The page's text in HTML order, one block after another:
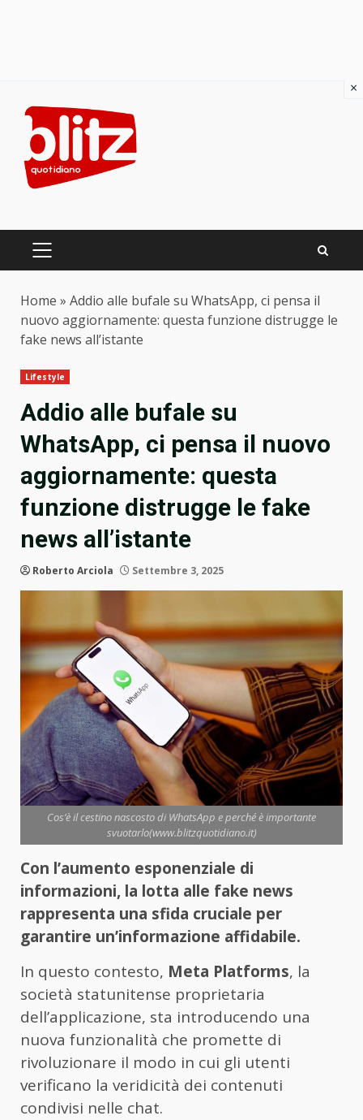
content
PRIMARY
Home » Addio alle bufale su WhatsApp, ci pensa il
nuovo aggiornamente: questa funzione distrugge le
fake news all’istante
Lifestyle
Addio alle bufale su
WhatsApp, ci pensa il nuovo
aggiornamente: questa
funzione distrugge le fake
news all’istante
Roberto Arciola Settembre 3, 2025
Cos’è il cestino nascosto di WhatsApp e perché è importante
svuotarlo(www.blitzquotidiano.it)
Con l’aumento esponenziale di
informazioni, la lotta alle fake news
rappresenta una sfida cruciale per
garantire un’informazione affidabile.
In questo contesto, Meta Platforms, la
società statunitense proprietaria
dell’applicazione, sta introducendo una
nuova funzionalità che promette di
rivoluzionare il modo in cui gli utenti
verificano la veridicità dei contenuti
condivisi nelle chat.
×